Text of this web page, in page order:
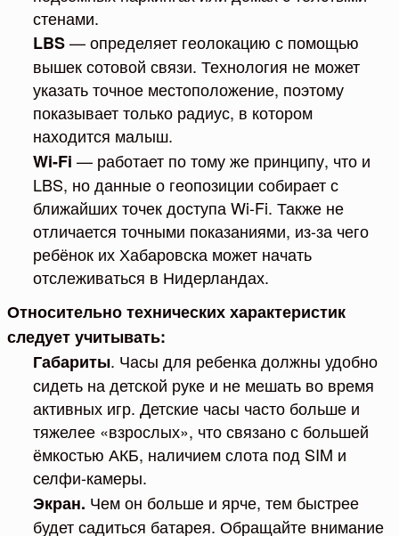
стенами.
LBS— определяет геолокацию с помощью
вышек сотовой связи. Технология не может
указать точное местоположение, поэтому
показывает только радиус, в котором
находится малыш.
Wi-Fi — работает по тому же принципу, что и
LBS, но данные о геопозиции собирает с
ближайших точек доступа Wi-Fi. Также не
отличается точными показаниями, из-за чего
ребёнок их Хабаровска может начать
отслеживаться в Нидерландах.
Относительно технических характеристик
следует учитывать:
Габариты. Часы для ребенка должны удобно
сидеть на детской руке и не мешать во время
активных игр. Детские часы часто больше и
тяжелее «взрослых», что связано с большей
ёмкостью АКБ, наличием слота под SIM и
селфи-камеры.
Экран. Чем он больше и ярче, тем быстрее
будет садиться батарея. Обращайте внимание